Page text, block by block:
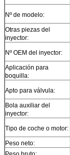
Nº de modelo:
Otras piezas del
inyector:
Nº OEM del inyector:
Aplicación para
boquilla:
Apto para válvula:
Bola auxiliar del
inyector:
Tipo de coche o motor:
Peso neto: